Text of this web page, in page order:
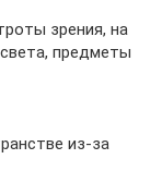
зрения, на
предметы
из-за